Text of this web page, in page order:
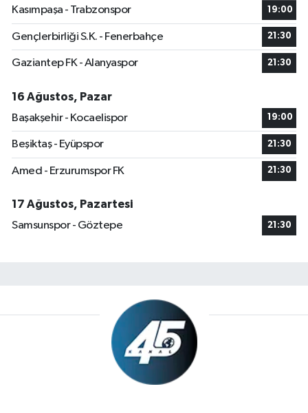
Kasımpaşa - Trabzonspor 19:00
Gençlerbirliği S.K. - Fenerbahçe 21:30
Gaziantep FK - Alanyaspor 21:30
16 Ağustos, Pazar
Başakşehir - Kocaelispor
19:00
Beşiktaş - Eyüpspor 21:30
Amed - Erzurumspor FK 21:30
17 Ağustos, Pazartesi
Samsunspor - Göztepe
21:30